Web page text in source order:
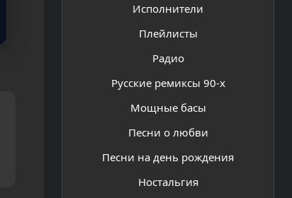
Исполнители
Плейлисты
Радио
Русские ремиксы 90-х
Мощные басы
Песни о любви
Песни на день рождения
Ностальгия